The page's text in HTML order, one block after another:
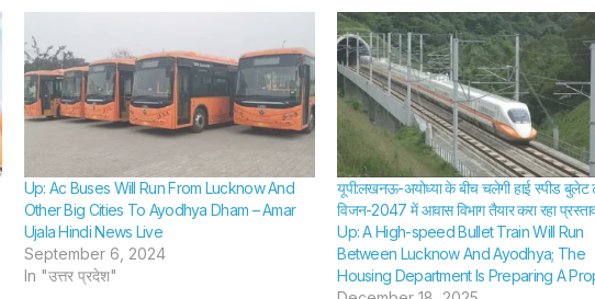
Up: Ac Buses Will Run From Lucknow And
Other Big Cities To Ayodhya Dham – Amar
Ujala Hindi News Live
September 6, 2024
In "उत्तर प्रदेश"
यूपी:लखनऊ-अयोध्या के बीच चलेगी हाई स्पीड बुलेट
विजन-2047 में आवास विभाग तैयार करा रहा
Up: A High-speed Bullet Train Will Run
Between Lucknow And Ayodhya; The
Housing Department Is Preparing A